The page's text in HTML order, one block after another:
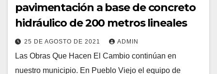
pavimentación a base de concreto
hidráulico de 200 metros lineales
25 DE AGOSTO DE 2021 ADMIN
Las Obras Que Hacen El Cambio continúan en
nuestro municipio. En Pueblo Viejo el equipo de